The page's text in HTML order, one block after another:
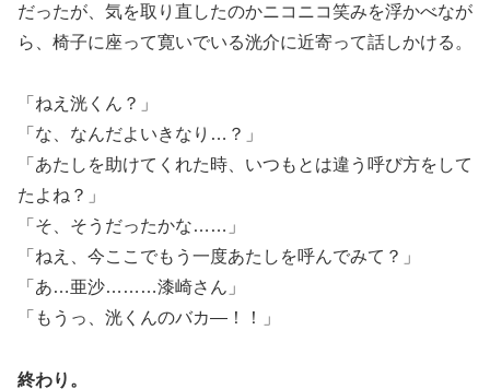
だったが、気を取り直したのかニコニコ笑みを浮かべなが
ら、椅子に座って寛いでいる洸介に近寄って話しかける。
「ねえ洸くん？」
「な、なんだよいきなり…？」
「あたしを助けてくれた時、いつもとは違う呼び方をして
たよね？」
「そ、そうだったかな……」
「ねえ、今ここでもう一度あたしを呼んでみて？」
「あ…亜沙………漆崎さん」
「もうっ、洸くんのバカ―！！」
終わり。